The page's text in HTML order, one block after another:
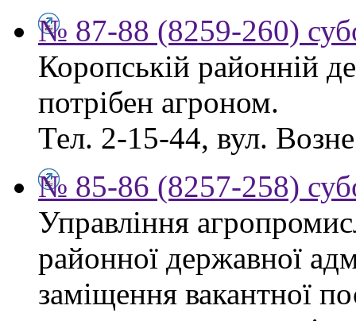
№ 87-88 (8259-260)
Коропській районній
потрібен агроном.
Тел. 2-15-44, вул.
№ 85-86 (8257-258)
Управління
районної державної
заміщення вакантної